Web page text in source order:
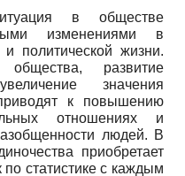
в обществе
изменениями в
и политической жизни.
развитие
значения
к повышению
отношениях и
людей. В
приобретает
по статистике с каждым